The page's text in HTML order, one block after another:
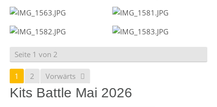
Seite 1 von 2
1 2 Vorwärts
Kits Battle Mai 2026